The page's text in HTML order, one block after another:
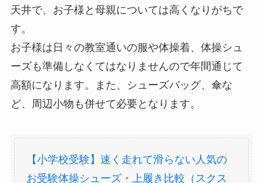
天井で、お子様と母親については高くなりがちで
す。
お子様は日々の教室通いの服や体操着、体操シュ
ーズも準備しなくてはなりませんので年間通じて
高額になります。また、シューズバッグ、傘な
ど、周辺小物も併せて必要となります。
【小学校受験】速く走れて滑らない人気の
お受験体操シューズ・上履き比較（スクス